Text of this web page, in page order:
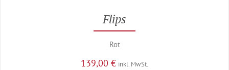
Flips
Rot
139,00 € inkl. MwSt.